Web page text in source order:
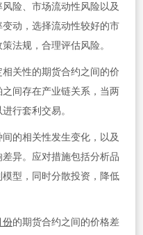
险、市场流动性风险以及
动，选择流动性较好的市
法规，合理评估风险。
关性的期货合约之间的价
间存在产业链关系，当两
行套利交易。
的相关性发生变化，以及
异。应对措施包括分析品
型，同时分散投资，降低
份的期货合约之间的价格差